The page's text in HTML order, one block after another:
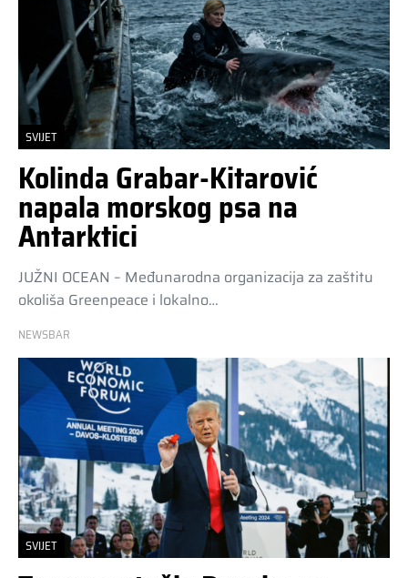
SVIJET
Kolinda Grabar-Kitarović
napala morskog psa na
Antarktici
JUŽNI OCEAN – Međunarodna organizacija za zaštitu
okoliša Greenpeace i lokalno…
NEWSBAR
SVIJET